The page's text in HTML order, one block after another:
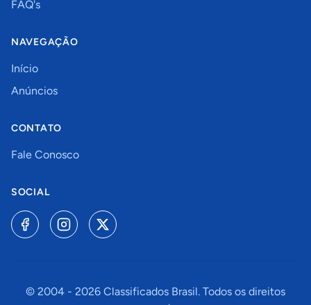
FAQ's
NAVEGAÇÃO
Início
Anúncios
CONTATO
Fale Conosco
SOCIAL
© 2004 - 2026 Classificados Brasil. Todos os direitos